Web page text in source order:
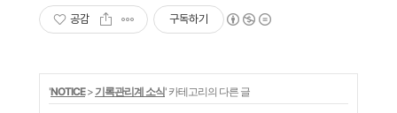
공감 구독하기
'NOTICE> 기록관리계 소식' 카테고리의 다른 글